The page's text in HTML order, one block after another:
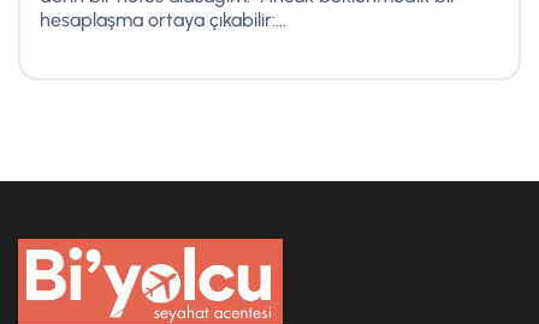
hesaplaşma ortaya çıkabilir:...